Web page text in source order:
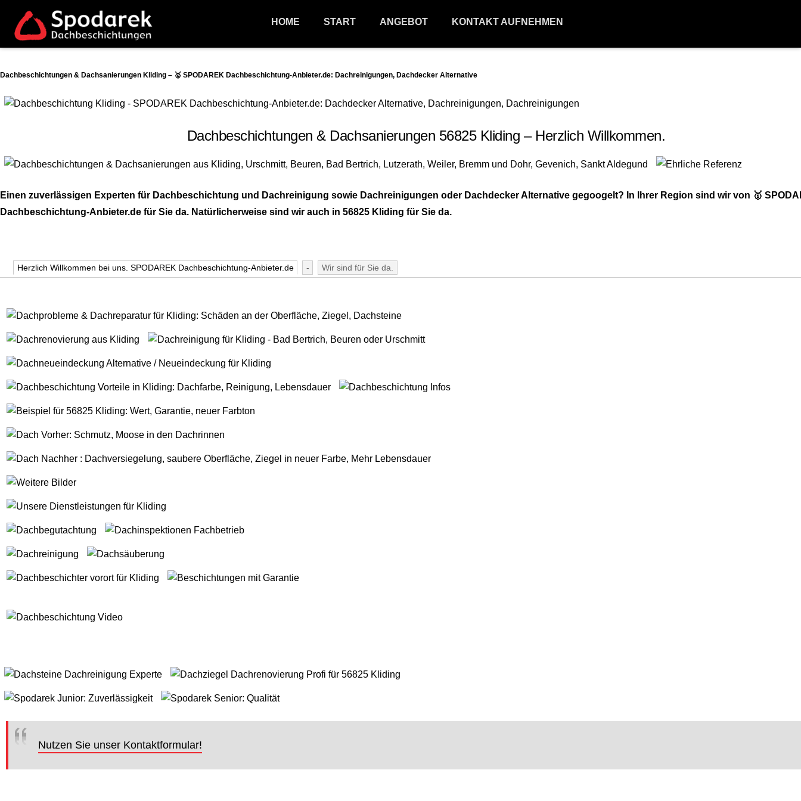
HOME START ANGEBOT KONTAKT AUFNEHMEN
Dachbeschichtungen & Dachsanierungen Kliding – 🥇 SPODAREK Dachbeschichtung-Anbieter.de: Dachreinigungen, Dachdecker Alternative
Dachbeschichtungen & Dachsanierungen 56825 Kliding – Herzlich Willkommen.
Einen zuverlässigen Experten für Dachbeschichtung und Dachreinigung sowie Dachreinigungen oder Dachdecker Alternative gegoogelt? In Ihrer Region sind wir von 🥇
Dachbeschichtung-Anbieter.de für Sie da. Natürlicherweise sind wir auch in 56825 Kliding für Sie da.
Herzlich Willkommen bei uns. SPODAREK Dachbeschichtung-Anbieter.de - Wir sind für Sie da.
Nutzen Sie unser Kontaktformular!